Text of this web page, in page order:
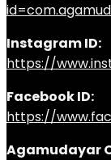
Instagram ID:
https://
Facebook ID:
https://
Agamudayar